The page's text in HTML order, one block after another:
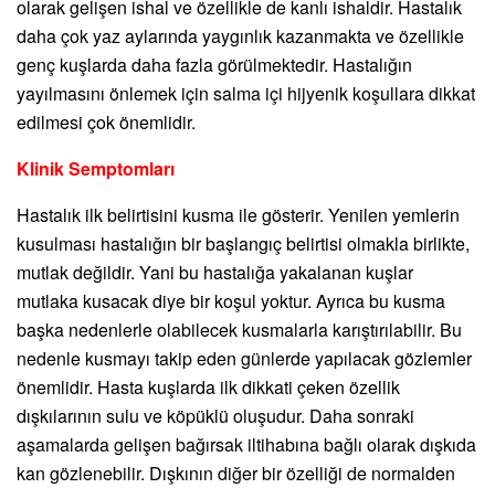
olarak gelişen ishal ve özellikle de kanlı ishaldir. Hastalık
daha çok yaz aylarında yaygınlık kazanmakta ve özellikle
genç kuşlarda daha fazla görülmektedir. Hastalığın
yayılmasını önlemek için salma içi hijyenik koşullara dikkat
edilmesi çok önemlidir.
Klinik Semptomları
Hastalık ilk belirtisini kusma ile gösterir. Yenilen yemlerin
kusulması hastalığın bir başlangıç belirtisi olmakla birlikte,
mutlak değildir. Yani bu hastalığa yakalanan kuşlar
mutlaka kusacak diye bir koşul yoktur. Ayrıca bu kusma
başka nedenlerle olabilecek kusmalarla karıştırılabilir. Bu
nedenle kusmayı takip eden günlerde yapılacak gözlemler
önemlidir. Hasta kuşlarda ilk dikkati çeken özellik
dışkılarının sulu ve köpüklü oluşudur. Daha sonraki
aşamalarda gelişen bağırsak iltihabına bağlı olarak dışkıda
kan gözlenebilir. Dışkının diğer bir özelliği de normalden